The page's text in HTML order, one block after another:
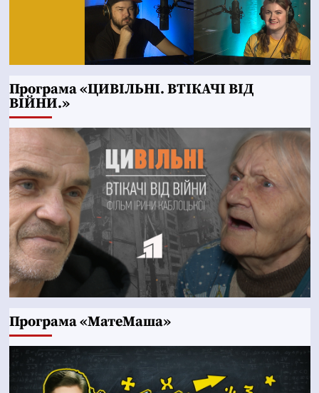
Програма «ЦИВІЛЬНІ. ВТІКАЧІ ВІД
ВІЙНИ.»
Програма «МатеМаша»